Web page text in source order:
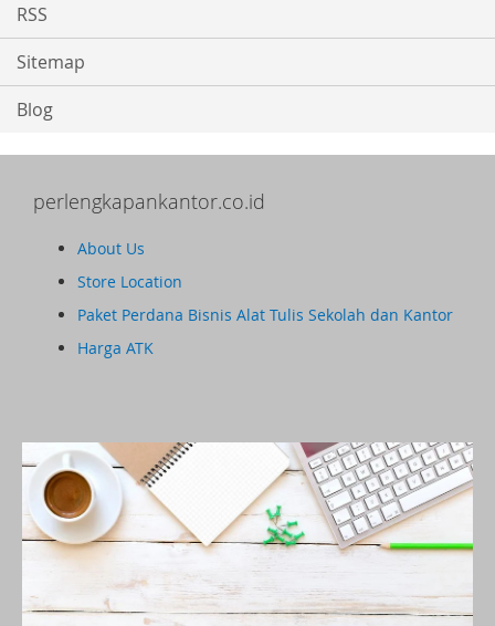
RSS
Sitemap
Blog
perlengkapankantor.co.id
About Us
Store Location
Paket Perdana Bisnis Alat Tulis Sekolah dan Kantor
Harga ATK